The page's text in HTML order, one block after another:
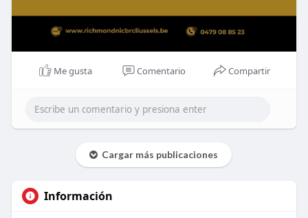
Me gusta Comentario Compartir
Cargar más publicaciones
Información